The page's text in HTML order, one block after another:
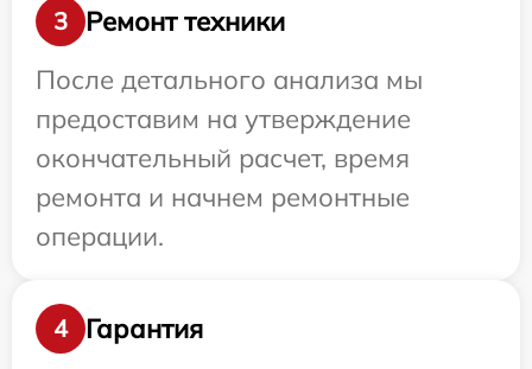
3
Ремонт техники
После детального анализа мы
предоставим на утверждение
окончательный расчет, время
ремонта и начнем ремонтные
операции.
4
Гарантия